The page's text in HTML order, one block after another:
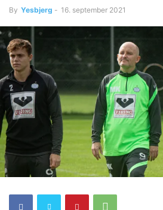
By Yesbjerg - 16. september 2021